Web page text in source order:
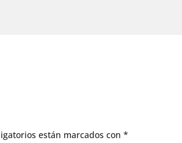
están marcados con*